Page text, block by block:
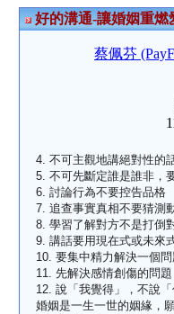
好的溝通-讓婚姻重燃
蔡佩芬
4. 不可主觀地講絕對性的
5. 不可先斷定誰是誰非，
6. 討論行為不要控告品格
7. 追查事實真相不要猜測
8. 學習了解對方不是打倒
9. 講話要用現在式或未來
10. 要集中精力解決一個
11. 先解決感情創傷的問
12. 說「我覺得」，不說「
婚姻是一生一世的姻緣，